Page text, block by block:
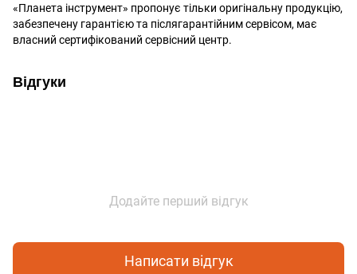
«Планета інструмент» пропонує тільки оригінальну продукцію,
забезпечену гарантією та післягарантійним сервісом, має
власний сертифікований сервісний центр.
Відгуки
Додайте перший відгук
Написати відгук